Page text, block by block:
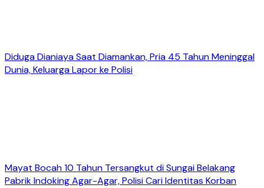
Diduga Dianiaya Saat Diamankan, Pria 45 Tahun Meninggal
Dunia, Keluarga Lapor ke Polisi
Mayat Bocah 10 Tahun Tersangkut di Sungai Belakang
Pabrik Indoking Agar-Agar, Polisi Cari Identitas Korban